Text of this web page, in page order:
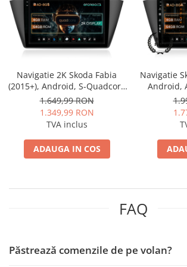
Mitsubishi
Land Rover
Mazda
Isuzu
Rame adaptoare Mazda
Rame adaptoare Kia
Rame adaptoare Alfa Romeo
Rame adaptoare Nissan
Rame adaptoare Fiat
Rame adaptoare Hyundai
Navigatie 2K Skoda Fabia
(2015+), Android, S-Quadcore
/ 4GB RAM + 64GB ROM, 9.5
Inch - AD-BGS90042K+AD-
BGRKIT039
1.649,99 RON
1.349,99 RON
TVA inclus
ADAUGA IN COS
Navigatie
Android,
RAM +
AD-
FAQ
Păstrează comenzile de pe volan?